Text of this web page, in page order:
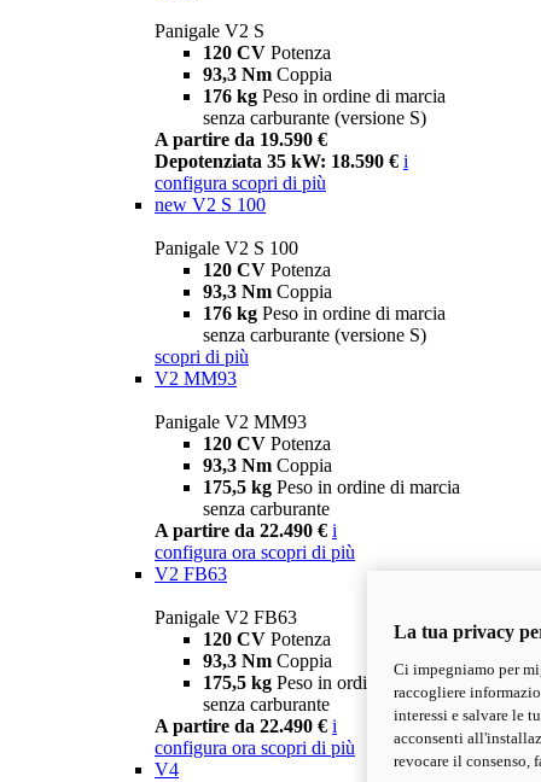
Panigale V2 S
120 CV Potenza
93,3 Nm Coppia
176 kg Peso in ordine di marcia
senza carburante (versione S)
A partire da 19.590 €
Depotenziata 35 kW: 18.590 € i
configura scopri di più
new V2 S 100
Panigale V2 S 100
120 CV Potenza
93,3 Nm Coppia
176 kg Peso in ordine di marcia
senza carburante (versione S)
scopri di più
V2 MM93
Panigale V2 MM93
120 CV Potenza
93,3 Nm Coppia
175,5 kg Peso in ordine di marcia
senza carburante
A partire da 22.490 € i
configura ora scopri di più
V2 FB63
Panigale V2 FB63
120 CV Potenza
93,3 Nm Coppia
175,5 kg Peso in ordine di marcia
senza carburante
A partire da 22.490 € i
configura ora scopri di più
V4
La tua privacy
Ci impegniamo per
raccogliere
interessi e salvare le
acconsenti
revocare il consenso,